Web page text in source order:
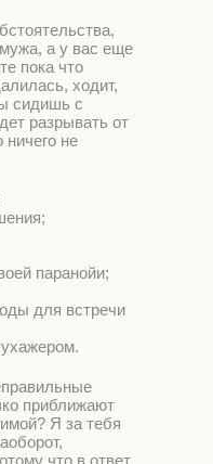
мужа, а у вас еще
пока что
ходит,
сидишь с
разрывать от
ничего не
паранойи;
для встречи
приближают
Я за тебя
что в ответ